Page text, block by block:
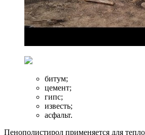
битум;
цемент;
гипс;
известь;
асфальт.
Пенополистирол применяется для